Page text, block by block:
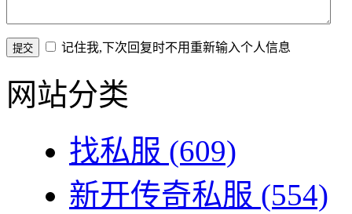
记住我,下次回复时不用重新输入个人信息
网站分类
找私服 (609)
新开传奇私服 (554)